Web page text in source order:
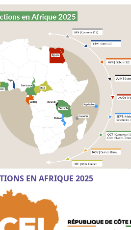
EN AFRIQUE 2025